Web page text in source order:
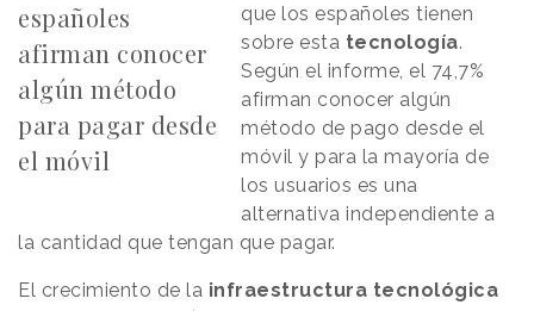
españoles
afirman conocer
algún método
para pagar desde
el móvil
que los españoles tienen
sobre esta tecnología.
Según el informe, el 74,7%
afirman conocer algún
método de pago desde el
móvil y para la mayoría de
los usuarios es una
alternativa independiente a
la cantidad que tengan que pagar.
El crecimiento de la infraestructura tecnológica